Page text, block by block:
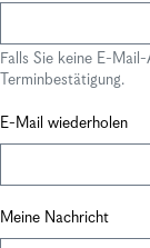
Falls Sie keine E-
Terminbestätigung.
E-Mail wiederholen
Meine Nachricht